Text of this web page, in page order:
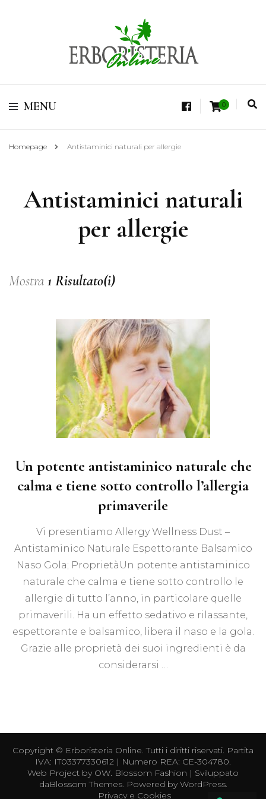
Erboristeria Shop
Online Tisane
Vendita di Botaniche, Erbe e Spezie Officinali, Tisane Terapeutiche Esclusive,
MENU 0
Homepage Antistaminici naturali per allergie
Antistaminici naturali
per allergie
Mostra 1 Risultato(i)
Un potente antistaminico naturale che
calma e tiene sotto controllo l’allergia
primaverile
Vi presentiamo Allergy Wellness Dust –
Antistaminico Naturale Espettorante Balsamico
Naso Gola; ProprietàUn potente antistaminico
naturale che calma e tiene sotto controllo le
allergie di tutto l’anno, in particolare quelle
primaverili. Ha un effetto sedativo e rilassante,
espettorante e balsamico, libera il naso e la gola.
Grazie alle proprietà dei suoi ingredienti è da
considerarsi …
Copyright © Erboristeria Online. Tutti i diritti riservati. Partita
IVA: IT03377330612 | Numero REA: CE-304780.
Web Project by OW. Blossom Fashion | Sviluppato
daBlossom Themes. Powered by WordPress.
Privacy e Cookies